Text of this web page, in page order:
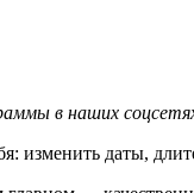
в наших
изменить даты,